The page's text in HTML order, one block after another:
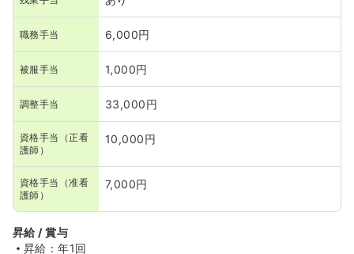
職務手当 6,000円
被服手当 1,000円
調整手当 33,000円
資格手当（正看
護師）
10,000円
資格手当（准看
護師）
7,000円
昇給 / 賞与
昇給：年1回